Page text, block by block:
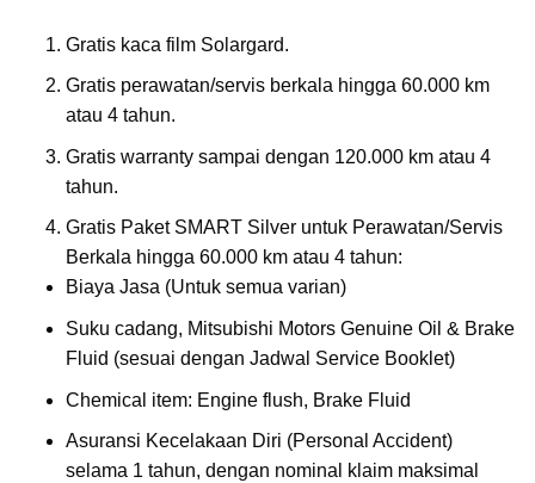
Gratis kaca film Solargard.
Gratis perawatan/servis berkala hingga 60.000 km
atau 4 tahun.
Gratis warranty sampai dengan 120.000 km atau 4
tahun.
Gratis Paket SMART Silver untuk Perawatan/Servis
Berkala hingga 60.000 km atau 4 tahun:
Biaya Jasa (Untuk semua varian)
Suku cadang, Mitsubishi Motors Genuine Oil & Brake
Fluid (sesuai dengan Jadwal Service Booklet)
Chemical item: Engine flush, Brake Fluid
Asuransi Kecelakaan Diri (Personal Accident)
selama 1 tahun, dengan nominal klaim maksimal